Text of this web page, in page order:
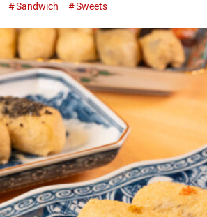
宫崎县 鸡南蛮（Chicken...
Sandwich Sweets